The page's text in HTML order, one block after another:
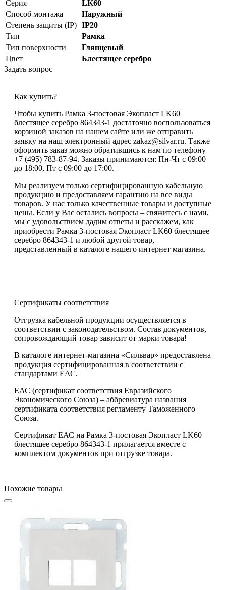
Серия
LK60
Способ монтажа
Наружный
Степень защиты (IP) IP20
Тип
Рамка
Тип поверхности
Глянцевый
Цвет
Блестящее серебро
Задать вопрос
Как купить?
Чтобы купить Рамка 3-постовая Экопласт LK60
блестящее серебро 864343-1 достаточно воспользоваться
корзиной заказов на нашем сайте или же отправить
заявку на наш электронный адрес zakaz@silvar.ru. Также
оформить заказ можно обратившись к нам по телефону
+7 (495) 783-87-94. Заказы принимаются: Пн-Чт с 09:00
до 18:00, Пт с 09:00 до 17:00.
Мы реализуем только сертифицированную кабельную
продукцию и предоставляем гарантию на все виды
товаров. У нас только качественные товары и доступные
цены. Если у Вас остались вопросы – свяжитесь с нами,
мы с удовольствием дадим ответы и расскажем, как
приобрести Рамка 3-постовая Экопласт LK60 блестящее
серебро 864343-1 и любой другой товар,
представленный в каталоге нашего интернет магазина.
Сертификаты соответствия
Отгрузка кабельной продукции осуществляется в
соответствии с законодательством. Состав документов,
сопровождающий товар зависит от марки товара!
В каталоге интернет-магазина «Сильвар» предоставлена
продукция сертифицированная в соответствии с
стандартами ЕАС.
ЕАС (сертификат соответствия Евразийского
Экономического Союза) – аббревиатура названия
сертификата соответствия регламенту Таможенного
Союза.
Сертификат ЕАС на Рамка 3-постовая Экопласт LK60
блестящее серебро 864343-1 прилагается вместе с
комплектом документов при отгрузке товара.
Похожие товары